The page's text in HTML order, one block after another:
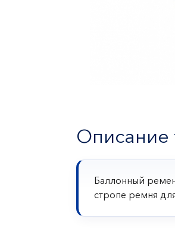
Описание
Баллонный
стропе ремня